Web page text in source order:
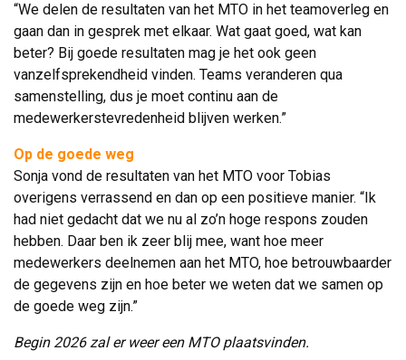
“We delen de resultaten van het MTO in het teamoverleg en
gaan dan in gesprek met elkaar. Wat gaat goed, wat kan
beter? Bij goede resultaten mag je het ook geen
vanzelfsprekendheid vinden. Teams veranderen qua
samenstelling, dus je moet continu aan de
medewerkerstevredenheid blijven werken.”
Op de goede weg
Sonja vond de resultaten van het MTO voor Tobias
overigens verrassend en dan op een positieve manier. “Ik
had niet gedacht dat we nu al zo’n hoge respons zouden
hebben. Daar ben ik zeer blij mee, want hoe meer
medewerkers deelnemen aan het MTO, hoe betrouwbaarder
de gegevens zijn en hoe beter we weten dat we samen op
de goede weg zijn.”
Begin 2026 zal er weer een MTO plaatsvinden.